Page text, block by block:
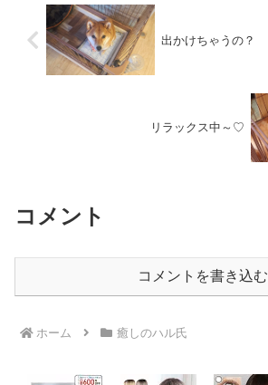
出かけちゃうの？
リラックス中～♡
コメント
コメントを書き込む
ホーム 癒しのハル氏